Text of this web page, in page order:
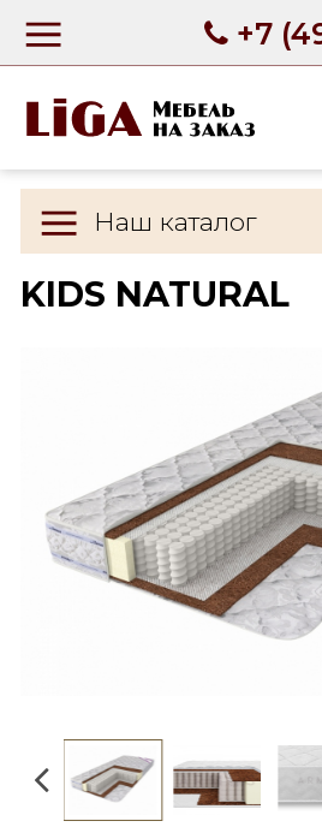
+7
Наш каталог
KIDS NATURAL